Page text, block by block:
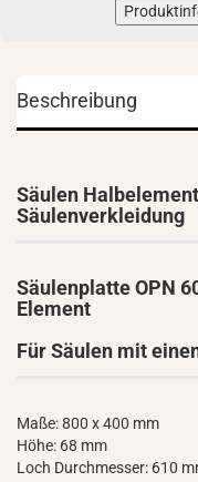
Beschreibung
Säulen
Säulenverkleidung
Säulenplatte OPN
Element
Für Säulen mit
Maße: 800 x 400 mm
Höhe: 68 mm
Loch Durchmesser: 610